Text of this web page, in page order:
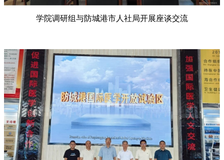
学院调研组与防城港市人社局开展座谈交流